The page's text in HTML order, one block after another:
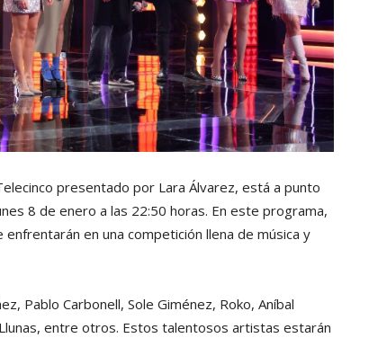
presentado por Lara Álvarez, está a punto
8 de enero a las 22:50 horas. En este programa,
en una competición llena de música y
Pablo Carbonell, Sole Giménez, Roko, Aníbal
entre otros. Estos talentosos artistas estarán